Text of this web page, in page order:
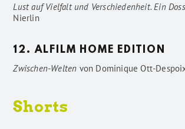
Lust auf Vielfalt und Verschiedenheit. Ein
Nierlin
12. ALFILM HOME EDITION
Zwischen-Welten von Dominique Ott-
Shorts